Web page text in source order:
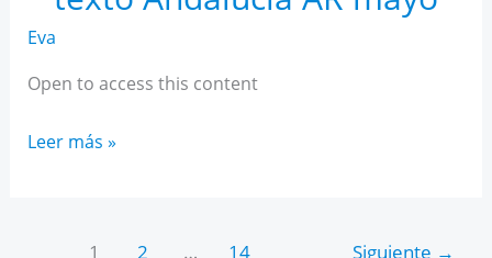
Eva
Open to access this content
Intensivo
Leer más »
1 2 … 14 Siguiente →